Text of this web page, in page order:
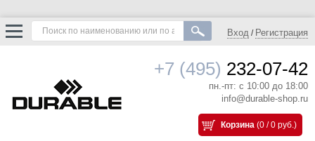
Вход / Регистрация
+7 (495) 232-07-42
пн.-пт: с 10:00 до 18:00
info@durable-shop.ru
Корзина (0 / 0 руб.)